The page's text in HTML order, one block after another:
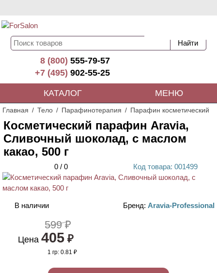
8 (800)555-79-57
+7 (495)902-55-25
КАТАЛОГ МЕНЮ
Главная Тело Парафинотерапия Парафин косметический
Косметический парафин Aravia,
Сливочный шоколад, с маслом
какао, 500 г
0 / 0 Код товара: 001499
В наличии Бренд: Aravia-Professional
599 ₽
Цена 405₽
1 гр:0.81 ₽